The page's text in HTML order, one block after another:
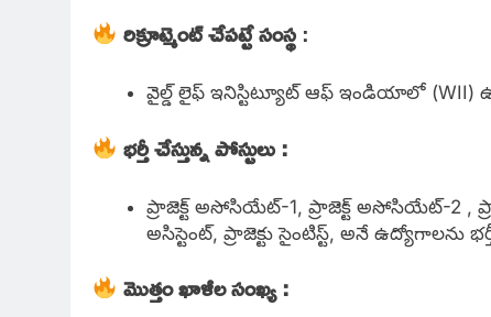
రిక్రూట్మెంట్ చేపట్టే సంస్థ:
వైల్డ్ లైఫ్ ఇనిస్టిట్యూట్ ఆఫ్ ఇండియాలో (WII)
భర్తీ చేస్తున్న పోస్టులు :
ప్రాజెక్ట్ అసోసియేట్-1, ప్రాజెక్ట్ అసోసియేట్-2 ,
అసిస్టెంట్, ప్రాజెక్టు సైంటిస్ట్, అనే ఉద్యోగాలను
మొత్తం ఖాళీల సంఖ్య :